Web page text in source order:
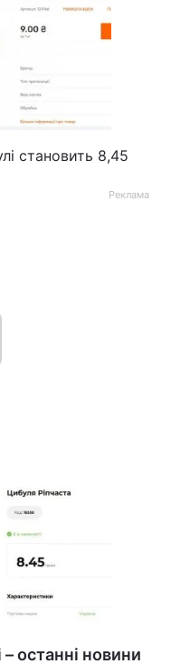
становить 8,45
Реклама
– останні новини